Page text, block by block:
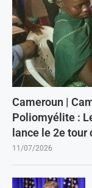
Cameroun |
Poliomyélite :
lance le 2e
11/07/2026